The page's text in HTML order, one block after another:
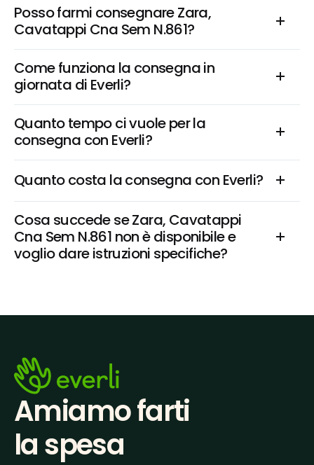
Posso farmi consegnare Zara,
Cavatappi Cna Sem N.861?
Come funziona la consegna in
giornata di Everli?
Quanto tempo ci vuole per la
consegna con Everli?
Quanto costa la consegna con Everli?
Cosa succede se Zara, Cavatappi
Cna Sem N.861 non è disponibile e
voglio dare istruzioni specifiche?
Amiamo farti
la spesa